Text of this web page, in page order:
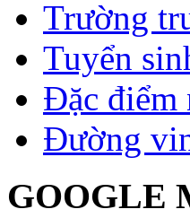
Trường
Tuyển
Đặc điểm
Đường
GOOGLE